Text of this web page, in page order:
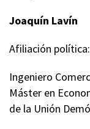
Joaquín Lavín
Afiliación
Ingeniero
Máster en
de la Unión